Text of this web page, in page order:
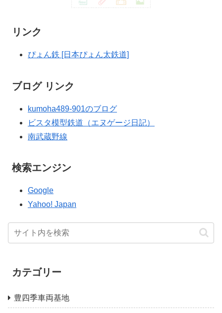
リンク
ぴょん鉄 [日本ぴょん太鉄道]
ブログ リンク
kumoha489-901のブログ
ビスタ模型鉄道（エヌゲージ日記）
南武蔵野線
検索エンジン
Google
Yahoo! Japan
カテゴリー
豊四季車両基地